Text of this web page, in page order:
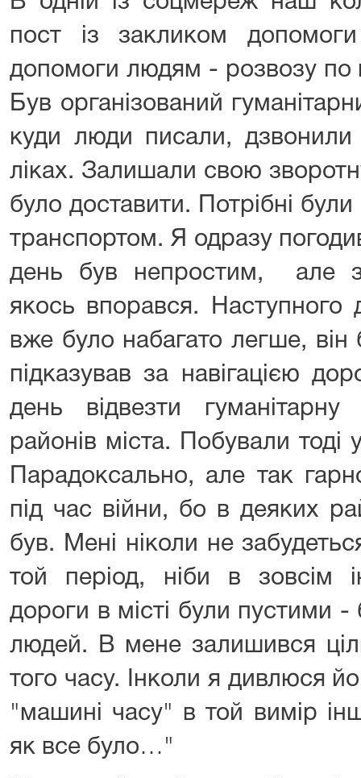
пост із закликом
допомоги людям - розвозу по
Був організований
куди люди писали,
ліках. Залишали свою
було доставити. Потрібні
транспортом. Я одразу
день був непростим, але
якось впорався. Наступного
вже було набагато легше,
підказував за навігацією
день відвезти
районів міста. Побували тоді
Парадоксально, але так
під час війни, бо в деяких
був. Мені ніколи не
той період, ніби в зовсім
дороги в місті були пустими
людей. В мене залишився
того часу. Інколи я дивлюся
"машині часу" в той вимір
як все було…"